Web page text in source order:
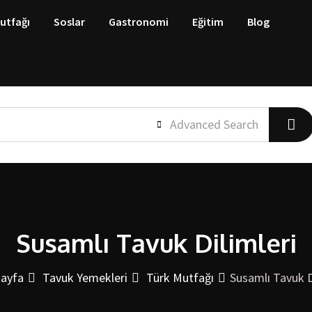
Soslar Gastronomi Eğitim Blog
Advanced Search
Susamlı Tavuk Dilimleri
Tavuk Yemekleri Türk Mutfağı Susamlı Tavuk